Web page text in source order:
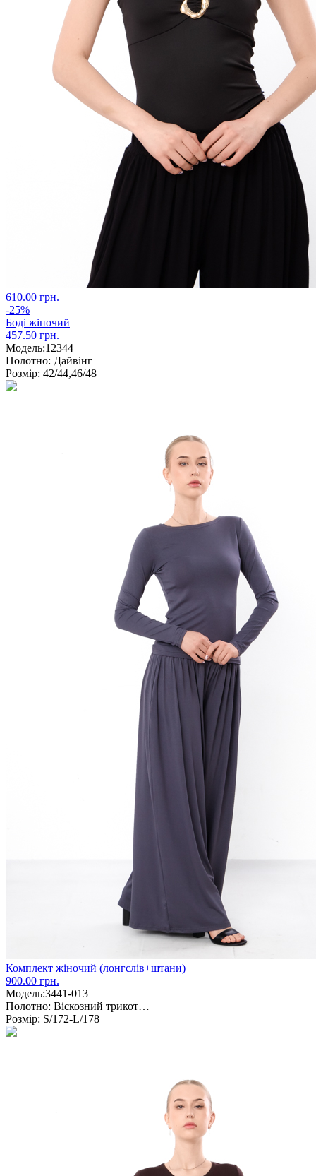
610.00 грн.
-25%
Боді жіночий
457.50 грн.
Модель:12344
Полотно: Дайвінг
Розмір: 42/44,46/48
Комплект жіночий (лонгслів+штани)
900.00 грн.
Модель:3441-013
Полотно: Віскозний трикот…
Розмір: S/172-L/178